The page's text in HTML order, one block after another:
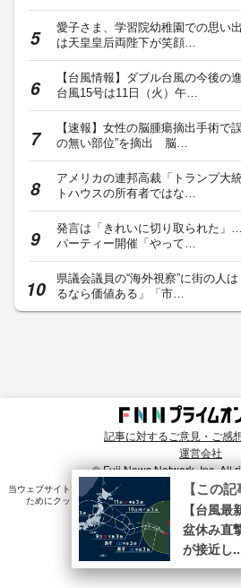
愛子さま、学習院幼稚園での思い
は天皇皇后両陛下が笑顔…
【台風情報】ダブル台風の今後の
台風15号は11日（火）午…
【速報】女性の脳腫瘍摘出手術で
の無い部位”を摘出 脳…
アメリカの連邦高裁「トランプ大
トハウスの所有者ではな…
発言は「きれいに切り取られた」
パーティー開催「やって…
県議会議員の“海外視察”に街の人
るなら価値ある」「市…
記事に対するご意見・ご感
運営会社
© Fuji News Network, Inc. All
当ウェブサイトでは、ユーザのニーズ・興味・関⼼に合
ためにクッキーを使⽤しています。詳細は、
プライ
【この
【台風
盆休み直
が接近し